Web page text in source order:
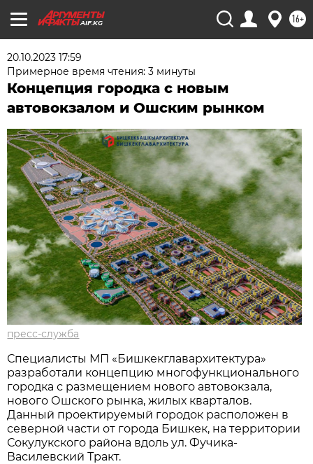
AIF.KG 16+
20.10.2023 17:59
Примерное время чтения: 3 минуты
Концепция городка с новым
автовокзалом и Ошским рынком
пресс-служба
Специалисты МП «Бишкекглавархитектура»
разработали концепцию многофункционального
городка с размещением нового автовокзала,
нового Ошского рынка, жилых кварталов.
Данный проектируемый городок расположен в
северной части от города Бишкек, на территории
Сокулукского района вдоль ул. Фучика-
Василевский Тракт.